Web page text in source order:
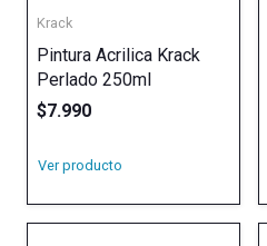
Krack
Pintura Acrilica Krack
Perlado 250ml
$7.990
Ver producto